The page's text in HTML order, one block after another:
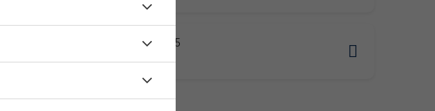
Mi. 26.08.2026 18:45
Hamburg